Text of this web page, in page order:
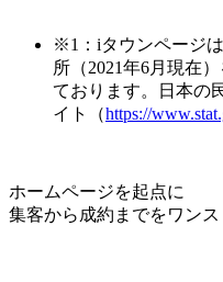
※1：iタウンページ
所（2021年6月現在
ております。日本の
イト（https://
ホームページを起点に
集客から成約までをワン